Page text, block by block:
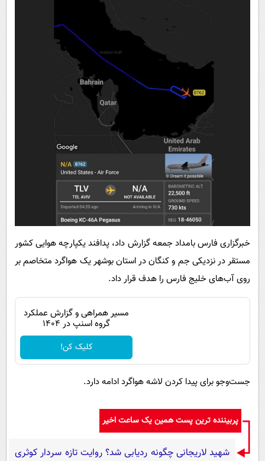
خبرگزاری فارس بامداد جمعه گزارش داد، پدافند یکپارچه هوایی کشور
مستقر در نزدیکی جم و کنگان در استان بوشهر یک هواگرد متخاصم بر
روی آب‌های خلیج فارس را هدف قرار داد.
مسیر همراهی و گزارش عملکرد
گروه اسنپ در ۱۴۰۴
کلیک کن!
جست‌وجو برای پیدا کردن لاشه هواگرد ادامه دارد.
پربیننده ترین پست همین یک ساعت اخیر
شهید لاریجانی چگونه ردیابی شد؟ روایت تازه سردار کوثری